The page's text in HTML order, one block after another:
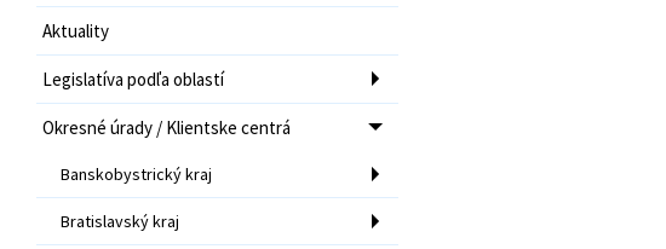
Aktuality
Legislatíva podľa oblastí
Okresné úrady / Klientske centrá
Banskobystrický kraj
Bratislavský kraj